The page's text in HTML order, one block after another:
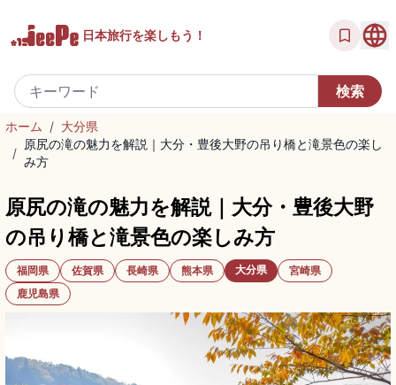
日本旅行を楽しもう！
ホーム / 大分県
/
原尻の滝の魅力を解説｜大分・豊後大野の吊り橋と滝景色の楽し
み方
原尻の滝の魅力を解説｜大分・豊後大野
の吊り橋と滝景色の楽しみ方
福岡県 佐賀県 長崎県 熊本県 大分県
宮崎県
鹿児島県